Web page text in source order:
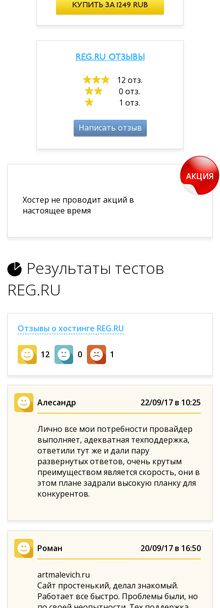
КУПИТЬ ЗА 1249 RUB
REG.RU ОТЗЫВЫ
12 отз.
0 отз.
1 отз.
Написать отзыв
АКЦИЯ
Хостер не проводит акций в
настоящее время
Результаты тестов
REG.RU
Отзывы о хостинге REG.RU
12 0 1
Алесандр 22/09/17 в 10:25
Лично все мои потребности провайдер
выполняет, адекватная техподдержка,
ответили тут же и дали пару
развернутых ответов, очень крутым
преимуществом является скорость, они в
этом плане задрали высокую планку для
конкурентов.
Роман 20/09/17 в 16:50
artmalevich.ru
Сайт простенький, делал знакомый.
Работает все быстро. Проблемы были, но